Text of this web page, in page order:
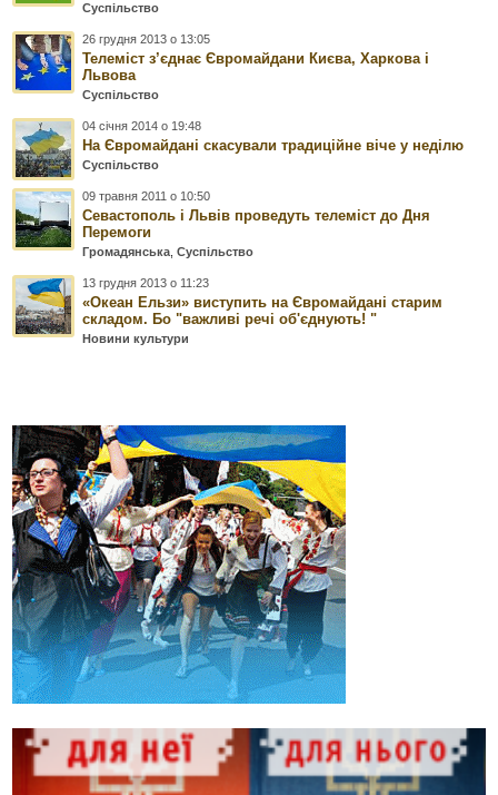
Суспільство
26 грудня 2013 о 13:05
Телеміст з’єднає Євромайдани Києва, Харкова і
Львова
Суспільство
04 січня 2014 о 19:48
На Євромайдані скасували традиційне віче у неділю
Суспільство
09 травня 2011 о 10:50
Севастополь і Львів проведуть телеміст до Дня
Перемоги
Громадянська,Суспільство
13 грудня 2013 о 11:23
«Океан Ельзи» виступить на Євромайдані старим
складом. Бо "важливі речі об'єднують! "
Новини культури